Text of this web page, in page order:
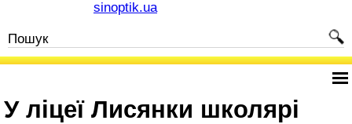
sinoptik.ua
У ліцеї Лисянки школярі